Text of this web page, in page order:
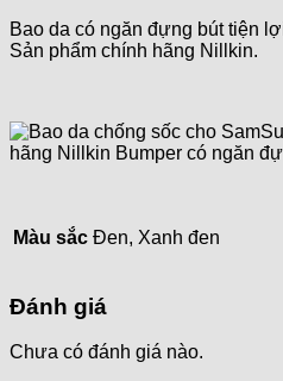
Bao da có ngăn đựng bút tiện
Sản phẩm chính hãng Nillkin.
Màu sắc Đen, Xanh đen
Đánh giá
Chưa có đánh giá nào.